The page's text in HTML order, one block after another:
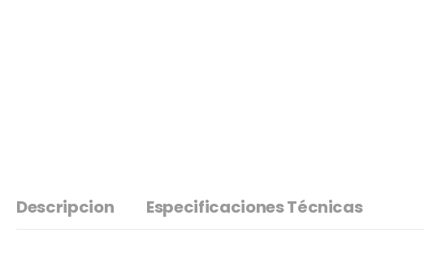
Descripcion Especificaciones Técnicas